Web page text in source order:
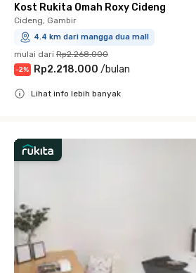
Kost Rukita Omah Roxy Cideng
Cideng, Gambir
4.4 km dari mangga dua mall
mulai dari Rp2.268.000
-2% Rp2.218.000 /bulan
Lihat info lebih banyak